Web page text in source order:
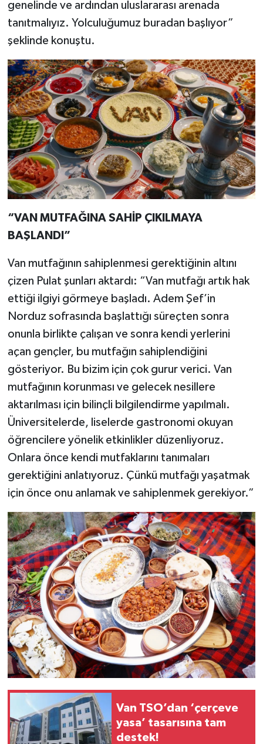
genelinde ve ardından uluslararası arenada
tanıtmalıyız. Yolculuğumuz buradan başlıyor”
şeklinde konuştu.
“VAN MUTFAĞINA SAHİP ÇIKILMAYA
BAŞLANDI”
Van mutfağının sahiplenmesi gerektiğinin altını
çizen Pulat şunları aktardı: “Van mutfağı artık hak
ettiği ilgiyi görmeye başladı. Adem Şef’in
Norduz sofrasında başlattığı süreçten sonra
onunla birlikte çalışan ve sonra kendi yerlerini
açan gençler, bu mutfağın sahiplendiğini
gösteriyor. Bu bizim için çok gurur verici. Van
mutfağının korunması ve gelecek nesillere
aktarılması için bilinçli bilgilendirme yapılmalı.
Üniversitelerde, liselerde gastronomi okuyan
öğrencilere yönelik etkinlikler düzenliyoruz.
Onlara önce kendi mutfaklarını tanımaları
gerektiğini anlatıyoruz. Çünkü mutfağı yaşatmak
için önce onu anlamak ve sahiplenmek gerekiyor.”
Van TSO’dan ‘çerçeve
yasa’ tasarısına tam
destek!